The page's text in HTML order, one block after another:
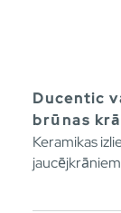
Ducentic
brūnas
Keramikas
jaucējkrāniem